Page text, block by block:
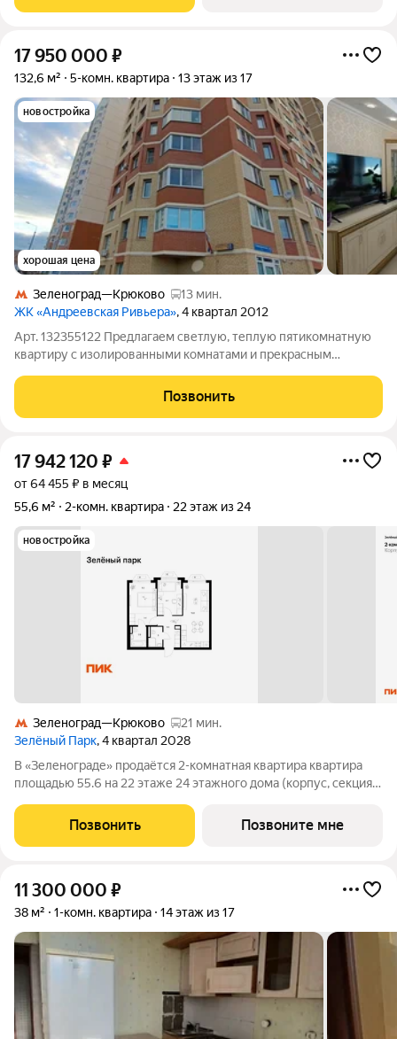
17 950 000 ₽
132,6 м² 5-комн. квартира 13 этаж из 17
новостройка
хорошая цена
Зеленоград—Крюково
13 мин.
ЖК «Андреевская Ривьера», 4 квартал 2012
Арт. 132355122 Предлагаем светлую, теплую пятикомнатную
квартиру с изолированными комнатами и прекрасным
семьи! Полы в коридорах, на кухне покрыты плиткой и
полностью подогреваются, в комнатах
Позвонить
17 942 120 ₽
от 64 455 ₽ в месяц
55,6 м²
2-комн. квартира 22 этаж из 24
новостройка
Зеленоград—Крюково
21 мин.
Зелёный Парк, 4 квартал 2028
В «Зеленограде» продаётся 2-комнатная квартира квартира
площадью 55.6 на 22 этаже 24 этажного дома (корпус, секция)
минут пешком до МЦД-3 «Зеленоград-Крюково». 3 минуты на
автомобиле до
Позвонить Позвоните мне
11 300 000 ₽
38 м² 1-комн. квартира 14 этаж из 17